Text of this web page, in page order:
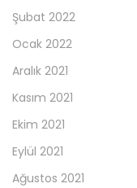
Şubat 2022
Ocak 2022
Aralık 2021
Kasım 2021
Ekim 2021
Eylül 2021
Ağustos 2021